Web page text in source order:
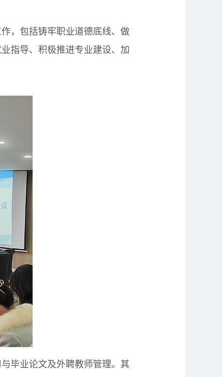
，包括铸牢职业道德底线、做
指导、积极推进专业建设、加
毕业论文及外聘教师管理。其